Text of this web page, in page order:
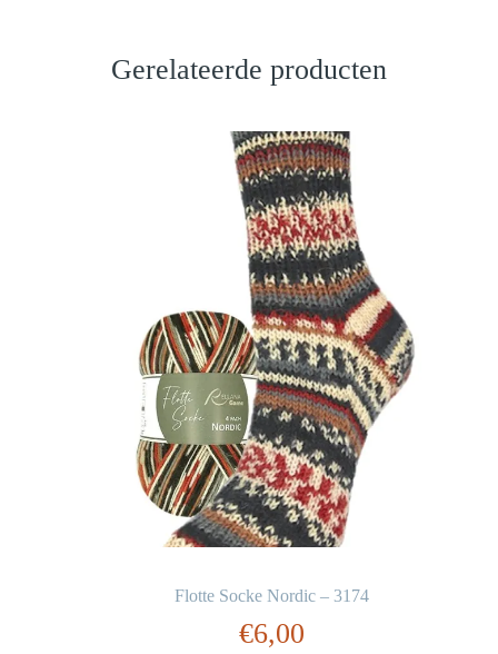
Gerelateerde producten
Flotte Socke Nordic – 3174
€6,00